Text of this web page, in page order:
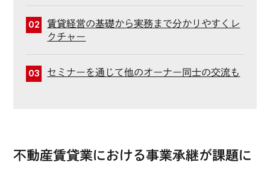
02
賃貸経営の基礎から実務まで分かりやすくレ
クチャー
03 セミナーを通じて他のオーナー同士の交流も
不動産賃貸業における事業承継が課題に